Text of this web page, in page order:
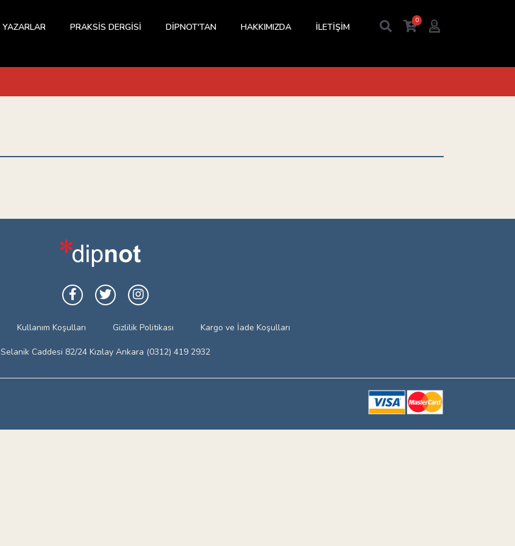
YAZARLAR PRAKSİS DERGİSİ DİPNOT'TAN HAKKIMIZDA İLETİŞİM
0
Kullanım Koşulları Gizlilik Politikası Kargo ve İade Koşulları
Selanik Caddesi 82/24 Kızılay Ankara (0312) 419 2932